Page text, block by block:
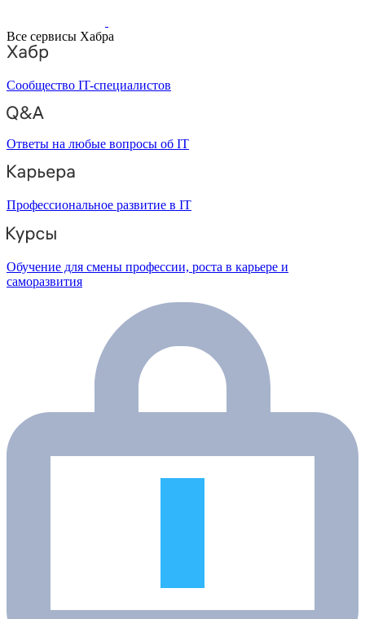
Все сервисы Хабра
Сообщество IT-специалистов
Ответы на любые вопросы об IT
Профессиональное развитие в IT
Обучение для смены профессии, роста в карьере и
саморазвития